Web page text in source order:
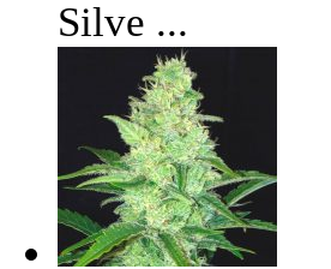
Silve ...